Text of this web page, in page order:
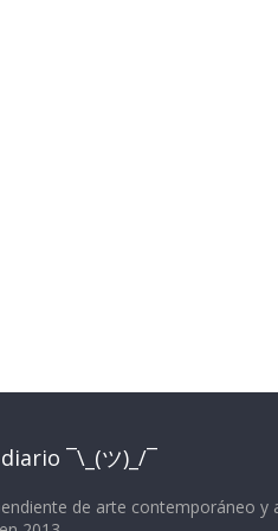
¯\_(ツ)_/¯
de arte contemporáneo y